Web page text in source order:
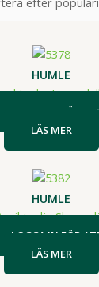
HUMLE
LOGGA IN FÖR
LÄS MER
HUMLE
LOGGA IN FÖR
LÄS MER